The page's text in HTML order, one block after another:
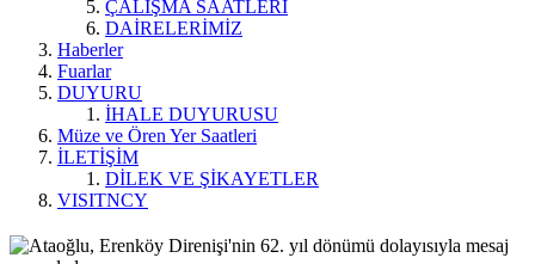
ÇALIŞMA SAATLERİ
DAİRELERİMİZ
Haberler
Fuarlar
DUYURU
İHALE DUYURUSU
Müze ve Ören Yer Saatleri
İLETİŞİM
DİLEK VE ŞİKAYETLER
VISITNCY